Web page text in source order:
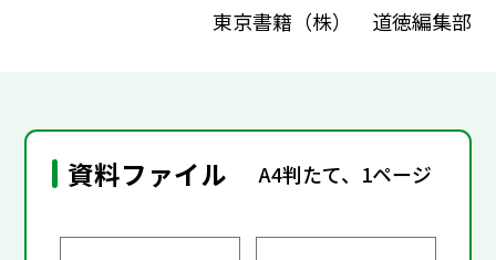
東京書籍（株） 道徳編集部
資料ファイル A4判たて、1ページ